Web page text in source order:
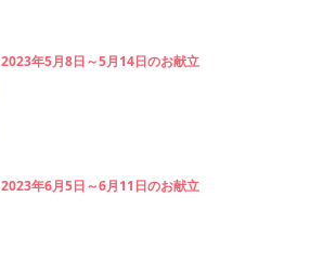
2023年5月8日～5月14日のお献立
2023年6月5日～6月11日のお献立